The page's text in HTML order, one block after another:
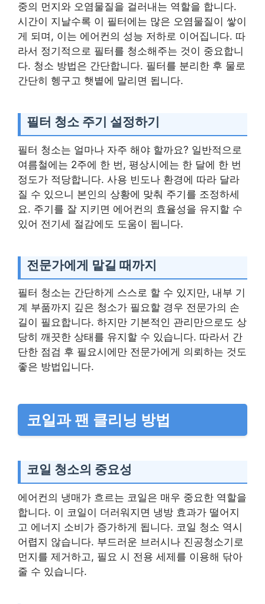
중의 먼지와 오염물질을 걸러내는 역할을 합니다.
시간이 지날수록 이 필터에는 많은 오염물질이 쌓이
게 되며, 이는 에어컨의 성능 저하로 이어집니다. 따
라서 정기적으로 필터를 청소해주는 것이 중요합니
다. 청소 방법은 간단합니다. 필터를 분리한 후 물로
간단히 헹구고 햇볕에 말리면 됩니다.
필터 청소 주기 설정하기
필터 청소는 얼마나 자주 해야 할까요? 일반적으로
여름철에는 2주에 한 번, 평상시에는 한 달에 한 번
정도가 적당합니다. 사용 빈도나 환경에 따라 달라
질 수 있으니 본인의 상황에 맞춰 주기를 조정하세
요. 주기를 잘 지키면 에어컨의 효율성을 유지할 수
있어 전기세 절감에도 도움이 됩니다.
전문가에게 맡길 때까지
필터 청소는 간단하게 스스로 할 수 있지만, 내부 기
계 부품까지 깊은 청소가 필요할 경우 전문가의 손
길이 필요합니다. 하지만 기본적인 관리만으로도 상
당히 깨끗한 상태를 유지할 수 있습니다. 따라서 간
단한 점검 후 필요시에만 전문가에게 의뢰하는 것도
좋은 방법입니다.
코일과 팬 클리닝 방법
코일 청소의 중요성
에어컨의 냉매가 흐르는 코일은 매우 중요한 역할을
합니다. 이 코일이 더러워지면 냉방 효과가 떨어지
고 에너지 소비가 증가하게 됩니다. 코일 청소 역시
어렵지 않습니다. 부드러운 브러시나 진공청소기로
먼지를 제거하고, 필요 시 전용 세제를 이용해 닦아
줄 수 있습니다.